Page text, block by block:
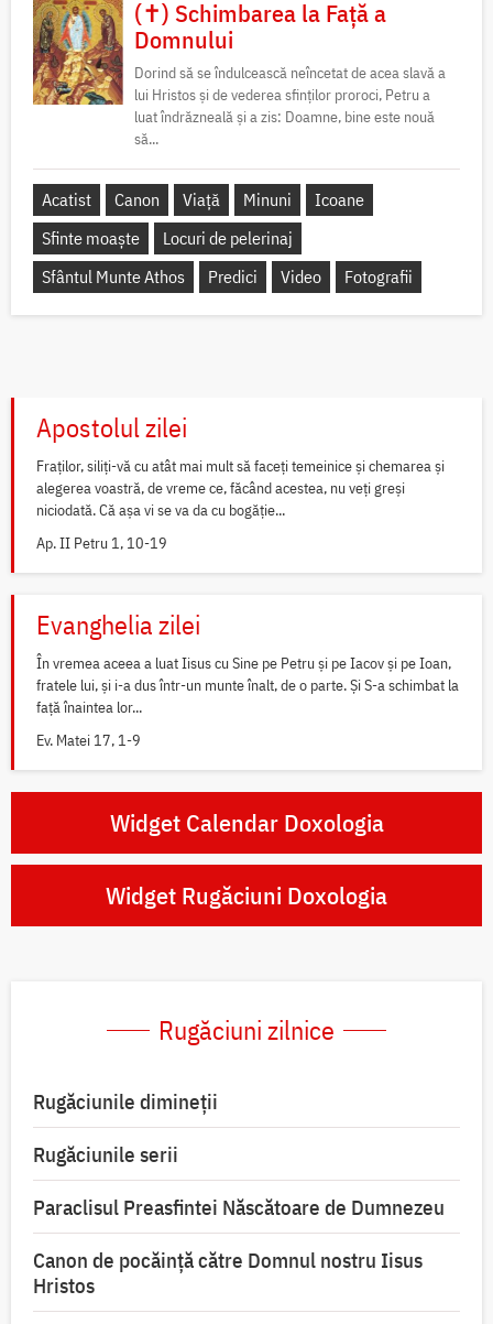
(✝) Schimbarea la Față a
Domnului
Dorind să se îndulcească neîncetat de acea slavă a
lui Hristos și de vederea sfinților proroci, Petru a
luat îndrăzneală și a zis: Doamne, bine este nouă
să...
Acatist Canon Viață Minuni
Icoane
Sfinte moaște
Locuri de pelerinaj
Sfântul Munte Athos
Predici Video Fotografii
Apostolul zilei
Fraților, siliți-vă cu atât mai mult să faceți temeinice și chemarea și
alegerea voastră, de vreme ce, făcând acestea, nu veți greși
niciodată. Că așa vi se va da cu bogăție...
Ap. II Petru 1, 10-19
Evanghelia zilei
În vremea aceea a luat Iisus cu Sine pe Petru și pe Iacov și pe Ioan,
fratele lui, și i-a dus într-un munte înalt, de o parte. Și S-a schimbat la
față înaintea lor...
Ev. Matei 17, 1-9
Widget Calendar Doxologia
Widget Rugăciuni Doxologia
Rugăciuni zilnice
Rugăciunile dimineții
Rugăciunile serii
Paraclisul Preasfintei Născătoare de Dumnezeu
Canon de pocăință către Domnul nostru Iisus
Hristos